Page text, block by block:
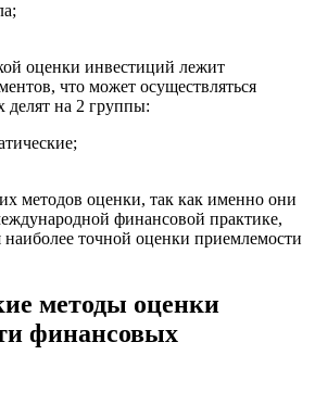
оценки инвестиций лежит
что может осуществляться
делят на 2 группы:
методов оценки, так как именно они
финансовой практике,
наиболее точной оценки приемлемости
методы оценки
финансовых